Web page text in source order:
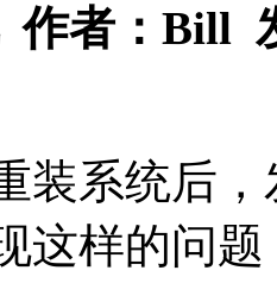
作者： Bill
装系统后
这样的问